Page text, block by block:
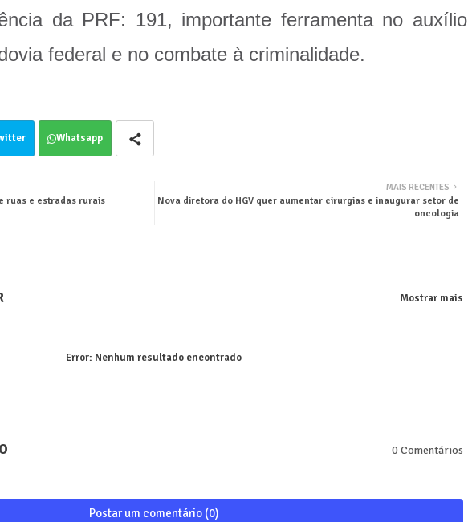
da PRF: 191, importante ferramenta no auxílio
federal e no combate à criminalidade.
Whatsapp
MAIS RECENTES
Nova diretora do HGV quer aumentar cirurgias e inaugurar setor de
oncologia
ruas e estradas rurais
Mostrar mais
Error: Nenhum resultado encontrado
0 Comentários
Postar um comentário (0)